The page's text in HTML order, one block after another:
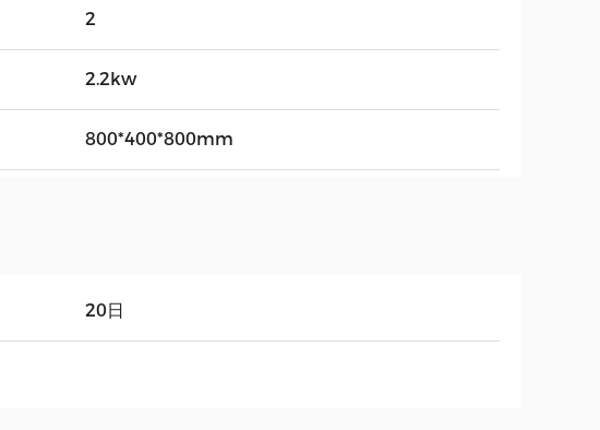
2
2.2kw
800*400*800mm
20日